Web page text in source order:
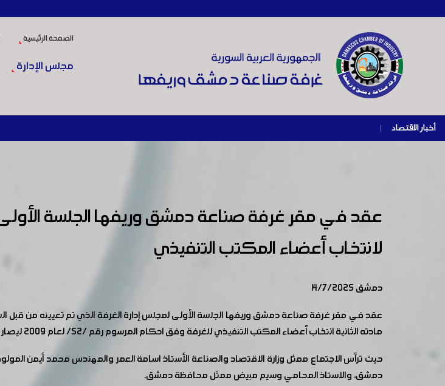
الصفحة الرئيسية
مجلس الإدارة
أخبار الاقتصاد |
عقد في مقر غرفة صناعة دمشق وريفها الجلسة
لانتخاب أعضاء المكتب التنفيذي
دمشق 14/7/2025
مادته الثانية انتخاب أعضاء المكتب التنفيذي للغرفة وفق احكام المرسوم رقم /52/ لعام 2009 ليصار إلى مصادقة النتائج وإصدار القرارات اللازمة لهذا الشأن.
حيث ترأس الاجتماع ممثل وزارة الاقتصاد والصناعة الأستاذ اسامة العمر والمهندس محمد أيمن
دمشق، والاستاذ المحامي وسيم مبيض ممثل محافظة دمشق.